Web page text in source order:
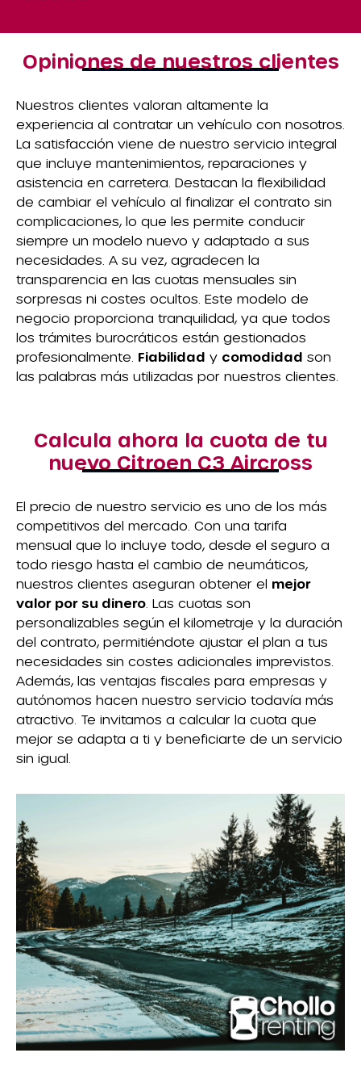
Opiniones de nuestros clientes
Nuestros clientes valoran altamente la
experiencia al contratar un vehículo con nosotros.
La satisfacción viene de nuestro servicio integral
que incluye mantenimientos, reparaciones y
asistencia en carretera. Destacan la flexibilidad
de cambiar el vehículo al finalizar el contrato sin
complicaciones, lo que les permite conducir
siempre un modelo nuevo y adaptado a sus
necesidades. A su vez, agradecen la
transparencia en las cuotas mensuales sin
sorpresas ni costes ocultos. Este modelo de
negocio proporciona tranquilidad, ya que todos
los trámites burocráticos están gestionados
profesionalmente. Fiabilidad y comodidad son
las palabras más utilizadas por nuestros clientes.
Calcula ahora la cuota de tu
nuevo Citroen C3 Aircross
El precio de nuestro servicio es uno de los más
competitivos del mercado. Con una tarifa
mensual que lo incluye todo, desde el seguro a
todo riesgo hasta el cambio de neumáticos,
nuestros clientes aseguran obtener el mejor
valor por su dinero . Las cuotas son
personalizables según el kilometraje y la duración
del contrato, permitiéndote ajustar el plan a tus
necesidades sin costes adicionales imprevistos.
Además, las ventajas fiscales para empresas y
autónomos hacen nuestro servicio todavía más
atractivo. Te invitamos a calcular la cuota que
mejor se adapta a ti y beneficiarte de un servicio
sin igual.